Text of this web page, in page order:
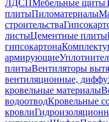
ЛДСПМебельные щиты
плитыПиломатериалы
строительства
листыЦементные плиты
гипсокартона
армирующие
плитыВентиляторы
вентиляционные,
кровельные материалы
водоотводКровельные
кровли